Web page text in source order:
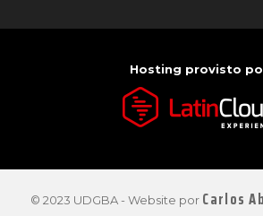
Hosting provisto
© 2023 UDGBA - Website por Carlos